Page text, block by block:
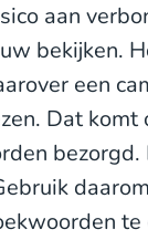
aan
bekijken.
een
Dat
bezorgd.